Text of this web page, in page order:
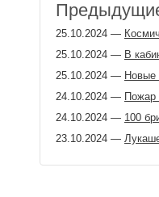
25.10.2024 —
25.10.2024 — В
25.10.2024 — Новые
24.10.2024 —
24.10.2024 — 100
23.10.2024 —